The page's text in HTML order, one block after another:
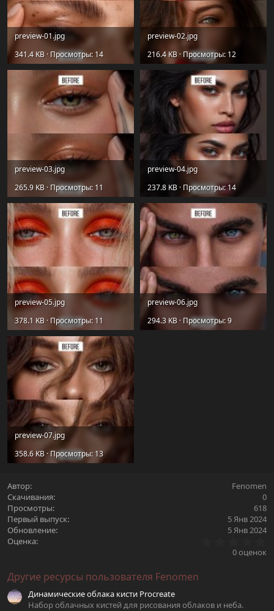
preview-01.jpg
341.4 KB · Просмотры: 14
preview-02.jpg
216.4 KB · Просмотры: 12
preview-03.jpg
265.9 KB · Просмотры: 11
preview-04.jpg
237.8 KB · Просмотры: 14
preview-05.jpg
378.1 KB · Просмотры: 11
preview-06.jpg
294.3 KB · Просмотры: 9
preview-07.jpg
358.6 KB · Просмотры: 13
Автор
Fenomen
Скачивания
0
Просмотры
618
Первый выпуск
5 Янв 2024
Обновление
5 Янв 2024
Оценка
0
0 оценок
Другие ресурсы пользователя Fenomen
Динамические облака кисти Procreate
Набор облачных кистей для рисования облаков и неба.